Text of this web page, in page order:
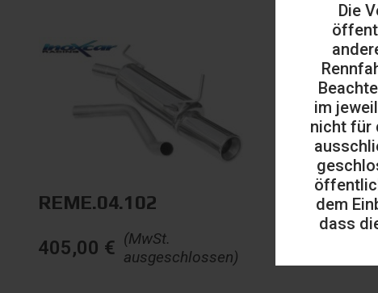
Die
im
nicht für
dem
dass
REME.04.102
(MwSt.
ausgeschlossen)
405,00 €